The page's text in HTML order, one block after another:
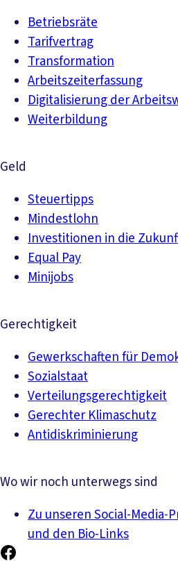
Betriebsräte
Tarifvertrag
Transformation
Arbeitszeiterfassung
Digitalisierung der
Weiterbildung
Geld
Steuertipps
Mindestlohn
Investitionen in die
Equal Pay
Minijobs
Gerechtigkeit
Gewerkschaften für
Sozialstaat
Verteilungsgerechtigkeit
Gerechter Klimaschutz
Antidiskriminierung
Wo wir noch unterwegs sind
Zu unseren Social-
und den Bio-Links